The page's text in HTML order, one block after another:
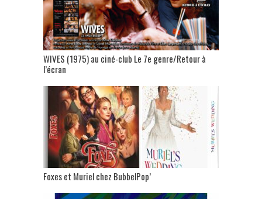
WIVES (1975) au ciné-club Le 7e genre/Retour à
l’écran
Foxes et Muriel chez BubbelPop’